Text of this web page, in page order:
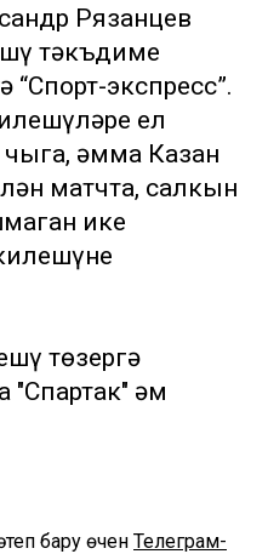
Рязанцев
тәкъдиме
“Спорт-экспресс”.
ел
әмма Казан
матчта, салкын
ике
төзергә
һәм
бару өчен Телеграм-